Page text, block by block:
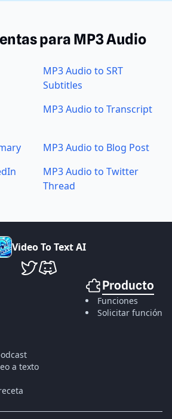
para MP3 Audio
MP3 Audio to SRT
Subtitles
MP3 Audio to Transcript
MP3 Audio to Blog Post
MP3 Audio to Twitter
Thread
VideoToTextAI
VideoToTextAI en Twitter
VideoToTextAI en Discord
Producto
Funciones
Solicitar función
a texto